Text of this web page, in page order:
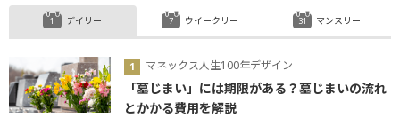
デイリー
マネックス人生100年デザイン
「墓じまい」には期限がある？墓じまいの流れ
とかかる費用を解説
ウイークリー マンスリー